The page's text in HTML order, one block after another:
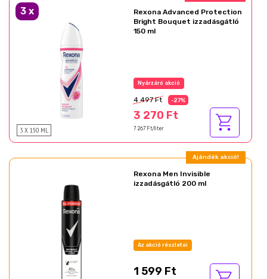
3 x
3 X 150 ML
Rexona Advanced Protection
Bright Bouquet izzadásgátló
150 ml
Nyárzáró akció
4 497 Ft -27%
3 270 Ft
7 267 Ft/liter
Ajándék akció!
Rexona Men Invisible
izzadásgátló 200 ml
Az akció részletei
1 599 Ft